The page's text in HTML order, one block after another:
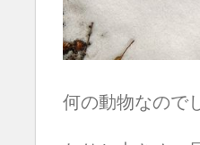
何の動物なので